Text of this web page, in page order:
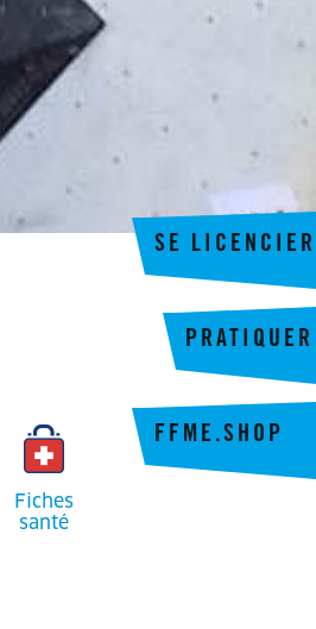
SE LICENCIER
FFME.SHOP
PRATIQUER
Fiches
santé